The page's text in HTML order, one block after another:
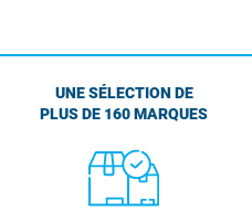
UNE SÉLECTION DE
PLUS DE 160 MARQUES